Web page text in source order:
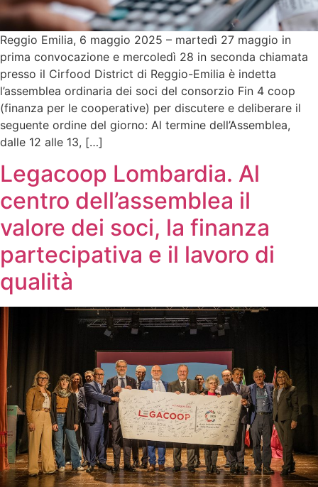
Reggio Emilia, 6 maggio 2025 – martedì 27 maggio in
prima convocazione e mercoledì 28 in seconda chiamata
presso il Cirfood District di Reggio-Emilia è indetta
l’assemblea ordinaria dei soci del consorzio Fin 4 coop
(finanza per le cooperative) per discutere e deliberare il
seguente ordine del giorno: Al termine dell’Assemblea,
dalle 12 alle 13, […]
Legacoop Lombardia. Al
centro dell’assemblea il
valore dei soci, la finanza
partecipativa e il lavoro di
qualità